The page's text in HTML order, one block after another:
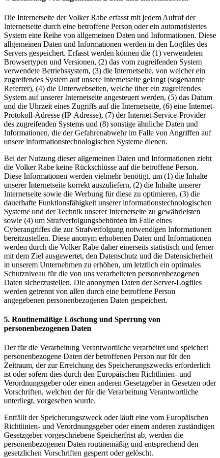
Die Internetseite der Volker Rabe erfasst mit jedem Aufruf der
Internetseite durch eine betroffene Person oder ein automatisiertes
System eine Reihe von allgemeinen Daten und Informationen. Diese
allgemeinen Daten und Informationen werden in den Logfiles des
Servers gespeichert. Erfasst werden können die (1) verwendeten
Browsertypen und Versionen, (2) das vom zugreifenden System
verwendete Betriebssystem, (3) die Internetseite, von welcher ein
zugreifendes System auf unsere Internetseite gelangt (sogenannte
Referrer), (4) die Unterwebseiten, welche über ein zugreifendes
System auf unserer Internetseite angesteuert werden, (5) das Datum
und die Uhrzeit eines Zugriffs auf die Internetseite, (6) eine Internet-
Protokoll-Adresse (IP-Adresse), (7) der Internet-Service-Provider
des zugreifenden Systems und (8) sonstige ähnliche Daten und
Informationen, die der Gefahrenabwehr im Falle von Angriffen auf
unsere informationstechnologischen Systeme dienen.
Bei der Nutzung dieser allgemeinen Daten und Informationen zieht
die Volker Rabe keine Rückschlüsse auf die betroffene Person.
Diese Informationen werden vielmehr benötigt, um (1) die Inhalte
unserer Internetseite korrekt auszuliefern, (2) die Inhalte unserer
Internetseite sowie die Werbung für diese zu optimieren, (3) die
dauerhafte Funktionsfähigkeit unserer informationstechnologischen
Systeme und der Technik unserer Internetseite zu gewährleisten
sowie (4) um Strafverfolgungsbehörden im Falle eines
Cyberangriffes die zur Strafverfolgung notwendigen Informationen
bereitzustellen. Diese anonym erhobenen Daten und Informationen
werden durch die Volker Rabe daher einerseits statistisch und ferner
mit dem Ziel ausgewertet, den Datenschutz und die Datensicherheit
in unserem Unternehmen zu erhöhen, um letztlich ein optimales
Schutzniveau für die von uns verarbeiteten personenbezogenen
Daten sicherzustellen. Die anonymen Daten der Server-Logfiles
werden getrennt von allen durch eine betroffene Person
angegebenen personenbezogenen Daten gespeichert.
5. Routinemäßige Löschung und Sperrung von
personenbezogenen Daten
Der für die Verarbeitung Verantwortliche verarbeitet und speichert
personenbezogene Daten der betroffenen Person nur für den
Zeitraum, der zur Erreichung des Speicherungszwecks erforderlich
ist oder sofern dies durch den Europäischen Richtlinien- und
Verordnungsgeber oder einen anderen Gesetzgeber in Gesetzen oder
Vorschriften, welchen der für die Verarbeitung Verantwortliche
unterliegt, vorgesehen wurde.
Entfällt der Speicherungszweck oder läuft eine vom Europäischen
Richtlinien- und Verordnungsgeber oder einem anderen zuständigen
Gesetzgeber vorgeschriebene Speicherfrist ab, werden die
personenbezogenen Daten routinemäßig und entsprechend den
gesetzlichen Vorschriften gesperrt oder gelöscht.